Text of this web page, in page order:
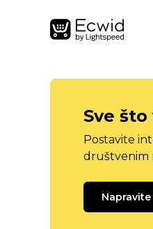
Sve
Postavite
društvenim